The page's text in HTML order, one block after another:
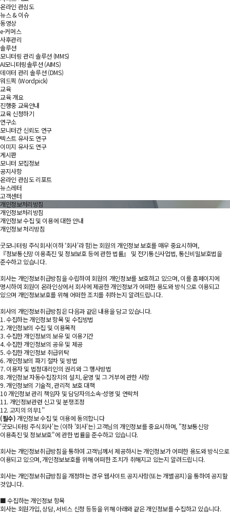
온라인 관심도
뉴스 & 이슈
동영상
e-커머스
사후관리
솔루션
모니터링 관리 솔루션 (MMS)
AI모니터링솔루션 (AIMS)
데이터 관리 솔루션 (DMS)
워드픽 (Wordpick)
교육
교육 개요
진행중 교육안내
교육 신청하기
연구소
모니터간 신뢰도 연구
텍스트 유사도 연구
이미지 유사도 연구
게시판
모니터 모집정보
공지사항
온라인 관심도 리포트
뉴스레터
고객센터
개인정보처리방침
개인정보처리방침
개인정보 수집 및 이용에 대한 안내
개인정보 처리방침
굿모니터링 주식회사(이하 ‘회사'라 함)는 회원의 개인정보 보호를 매우 중요시하며,
『정보통신망 이용촉진 및 정보보호 등에 관한 법률』 및 전기통신사업법, 통신비밀보호법을
준수하고 있습니다.
회사는 개인정보취급방침을 수립하여 회원의 개인정보를 보호하고 있으며, 이를 홈페이지에
명시하여 회원이 온라인상에서 회사에 제공한 개인정보가 어떠한 용도와 방식으로 이용되고
있으며 개인정보보호를 위해 어떠한 조치를 취하는지 알려드립니다.
회사의 개인정보취급방침은 다음과 같은 내용을 담고 있습니다.
1. 수집하는 개인정보 항목 및 수집방법
2. 개인정보의 수집 및 이용목적
3. 수집한 개인정보의 보유 및 이용기간
4. 수집한 개인정보의 공유 및 제공
5. 수집한 개인정보 취급위탁
6. 개인정보의 파기 절차 및 방법
7. 이용자 및 법정대리인의 권리와 그 행사방법
8. 개인정보 자동수집장치의 설치, 운영 및 그 거부에 관한 사항
9. 개인정보의 기술적, 관리적 보호 대책
10 개인정보 관리 책임자 및 담당자의소속-성명 및 연락처
11. 개인정보관련 신고 및 분쟁조정
12. 고지의 의무1''
(필수)개인정보 수집 및 이용에 동의합니다
'굿모니터링 주식회사'는 (이하 '회사'는) 고객님의 개인정보를 중요시하며, "정보통신망
이용촉진 및 정보보호"에 관한 법률을 준수하고 있습니다.
회사는 개인정보취급방침을 통하여 고객님께서 제공하시는 개인정보가 어떠한 용도와 방식으로
이용되고 있으며, 개인정보보호를 위해 어떠한 조치가 취해지고 있는지 알려드립니다.
회사는 개인정보취급방침을 개정하는 경우 웹사이트 공지사항(또는 개별공지)을 통하여 공지할
것입니다.
■ 수집하는 개인정보 항목
회사는 회원가입, 상담, 서비스 신청 등등을 위해 아래와 같은 개인정보를 수집하고 있습니다.